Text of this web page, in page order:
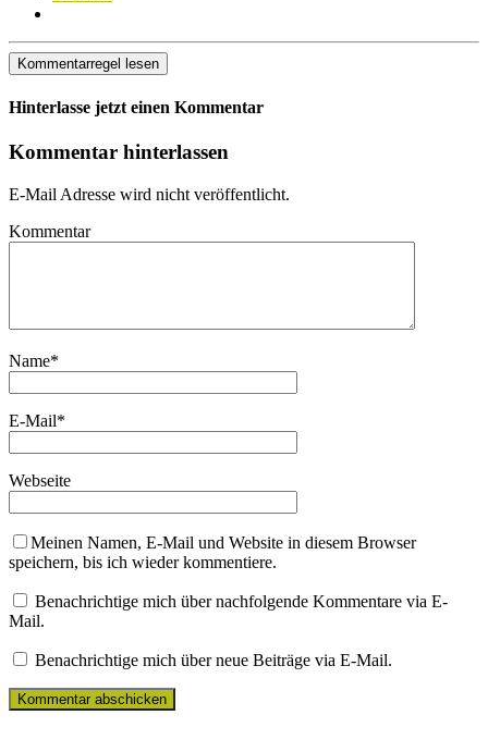
Kommentarregel lesen
Hinterlasse jetzt einen Kommentar
Kommentar hinterlassen
E-Mail Adresse wird nicht veröffentlicht.
Kommentar
Name*
E-Mail*
Webseite
Meinen Namen, E-Mail und Website in diesem Browser
speichern, bis ich wieder kommentiere.
Benachrichtige mich über nachfolgende Kommentare via E-
Mail.
Benachrichtige mich über neue Beiträge via E-Mail.